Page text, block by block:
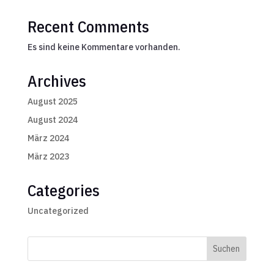
Recent Comments
Es sind keine Kommentare vorhanden.
Archives
August 2025
August 2024
März 2024
März 2023
Categories
Uncategorized